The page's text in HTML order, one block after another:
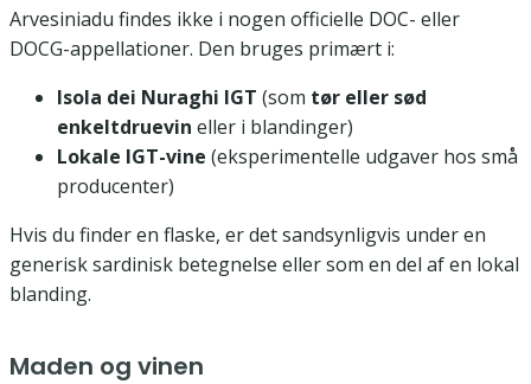
Arvesiniadu findes ikke i nogen officielle DOC- eller
DOCG-appellationer. Den bruges primært i:
Isola dei Nuraghi IGT (som tør eller sød
enkeltdruevin eller i blandinger)
Lokale IGT-vine (eksperimentelle udgaver hos små
producenter)
Hvis du finder en flaske, er det sandsynligvis under en
generisk sardinisk betegnelse eller som en del af en lokal
blanding.
Maden og vinen